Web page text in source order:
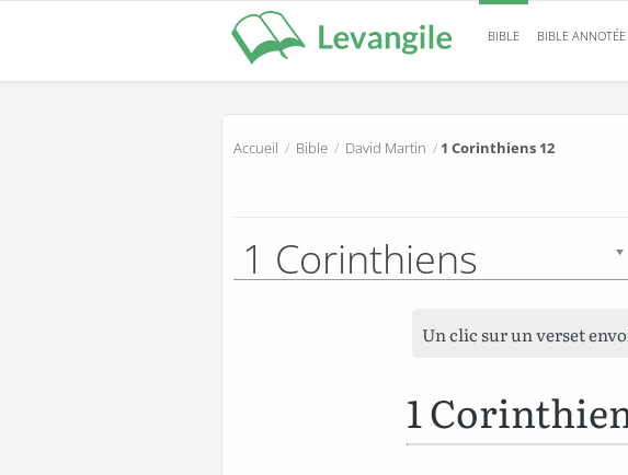
BIBLE BIBLE ANNOTÉE
Accueil / Bible / David Martin / 1 Corinthiens 12
1 Corinthiens
Un clic sur un verset
1